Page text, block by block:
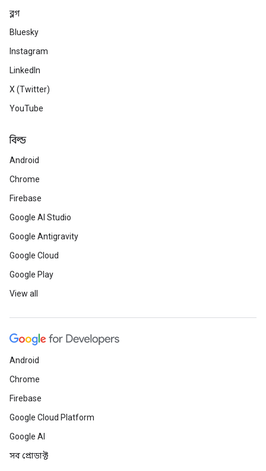
ব্লগ
Bluesky
Instagram
LinkedIn
X (Twitter)
YouTube
বিল্ড
Android
Chrome
Firebase
Google AI Studio
Google Antigravity
Google Cloud
Google Play
View all
Android
Chrome
Firebase
Google Cloud Platform
Google AI
সব প্রোডাক্ট